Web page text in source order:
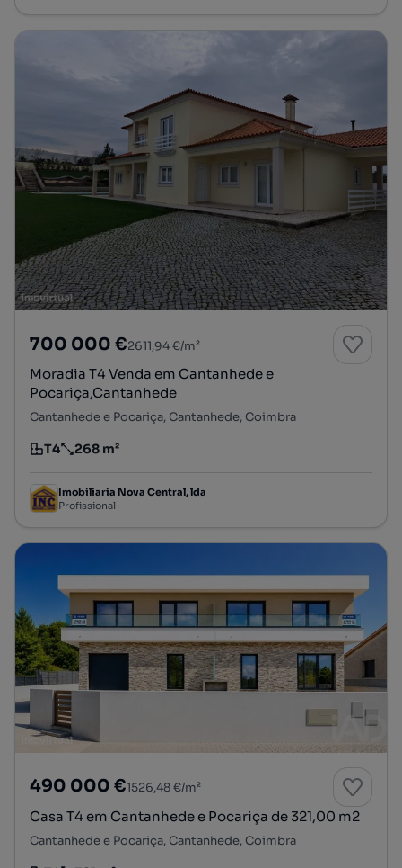
700 000 €2611,94 €/m²
Moradia T4 Venda em Cantanhede e
Pocariça,Cantanhede
Cantanhede e Pocariça, Cantanhede, Coimbra
Tipologia
T4
Preço por metro quadrado
268 m²
Imobiliaria Nova Central, lda
Profissional
490 000 €1526,48 €/m²
Casa T4 em Cantanhede e Pocariça de 321,00 m2
Cantanhede e Pocariça, Cantanhede, Coimbra